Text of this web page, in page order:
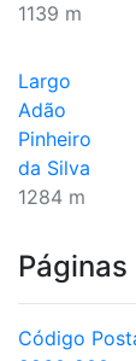
1139 m
Largo
Adão
Pinheiro
da Silva
1284 m
Código